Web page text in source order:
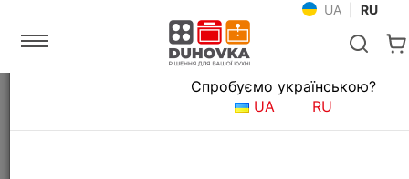
UA RU
Встраиваемая техника Духовые шкафы
Электрический духовой шкаф Fabiano
Язык магазина
Спробуємо українською?
UA
RU